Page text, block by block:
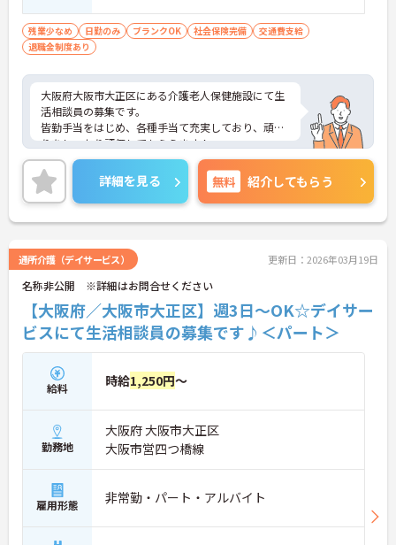
残業少なめ 日勤のみ ブランクOK 社会保険完備
交通費支給
退職金制度あり
大阪府大阪市大正区にある介護老人保健施設にて生
活相談員の募集です。
皆勤手当をはじめ、各種手当て充実しており、頑張
りをしっかり評価してもらえます！
ご興味のある方には、面接対策ポイントなど、さら
に詳細をお話しいたしますので、お気軽にご相談く
ださい。
詳細を見る 無料 紹介してもらう
通所介護（デイサービス） 更新日：2026年03月19日
名称非公開 ※詳細はお問合せください
【大阪府／大阪市大正区】週3日～OK☆デイサー
ビスにて生活相談員の募集です♪＜パート＞
給料 時給1,250円～
勤務地
大阪府 大阪市大正区
大阪市営四つ橋線
雇用形態 非常勤・パート・アルバイト